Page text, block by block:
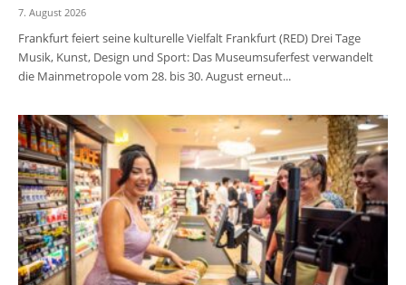
7. August 2026
Frankfurt feiert seine kulturelle Vielfalt Frankfurt (RED) Drei Tage
Musik, Kunst, Design und Sport: Das Museumsuferfest verwandelt
die Mainmetropole vom 28. bis 30. August erneut...